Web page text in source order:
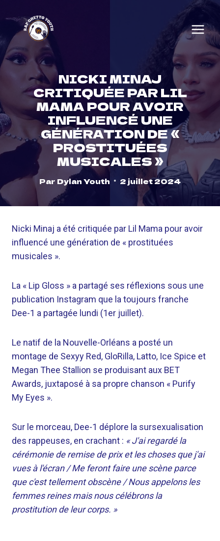
to
content
NICKI MINAJ
CRITIQUÉE PAR LIL
MAMA POUR AVOIR
INFLUENCÉ UNE
GÉNÉRATION DE «
PROSTITUÉES
MUSICALES »
Par Dylan Youth 2 juillet 2024
Nicki Minaj a été critiquée par Lil Mama pour avoir
influencé une génération de « prostituées
musicales ».
La « Lip Gloss » a partagé ses réflexions sous une
publication Instagram que la toujours franche
Dee-1 a partagée lundi (1er juillet).
Le natif de la Nouvelle-Orléans a posté un
montage de Sexyy Red, GloRilla, Latto, Ice Spice et
Megan Thee Stallion se produisant aux BET
Awards, juxtaposé à sa propre chanson « Purify
My Eyes ».
Sur le morceau, Dee-1 déplore la sursexualisation
des rappeuses, en crachant : « J'ai regardé la
cérémonie de remise de prix et les choses que j'ai
vues à l'écran / Me feront faire une scène parce
que c'est tellement obscène / Nous appelons les
femmes reines mais nous célébrons la
prostitution de leur corps. »